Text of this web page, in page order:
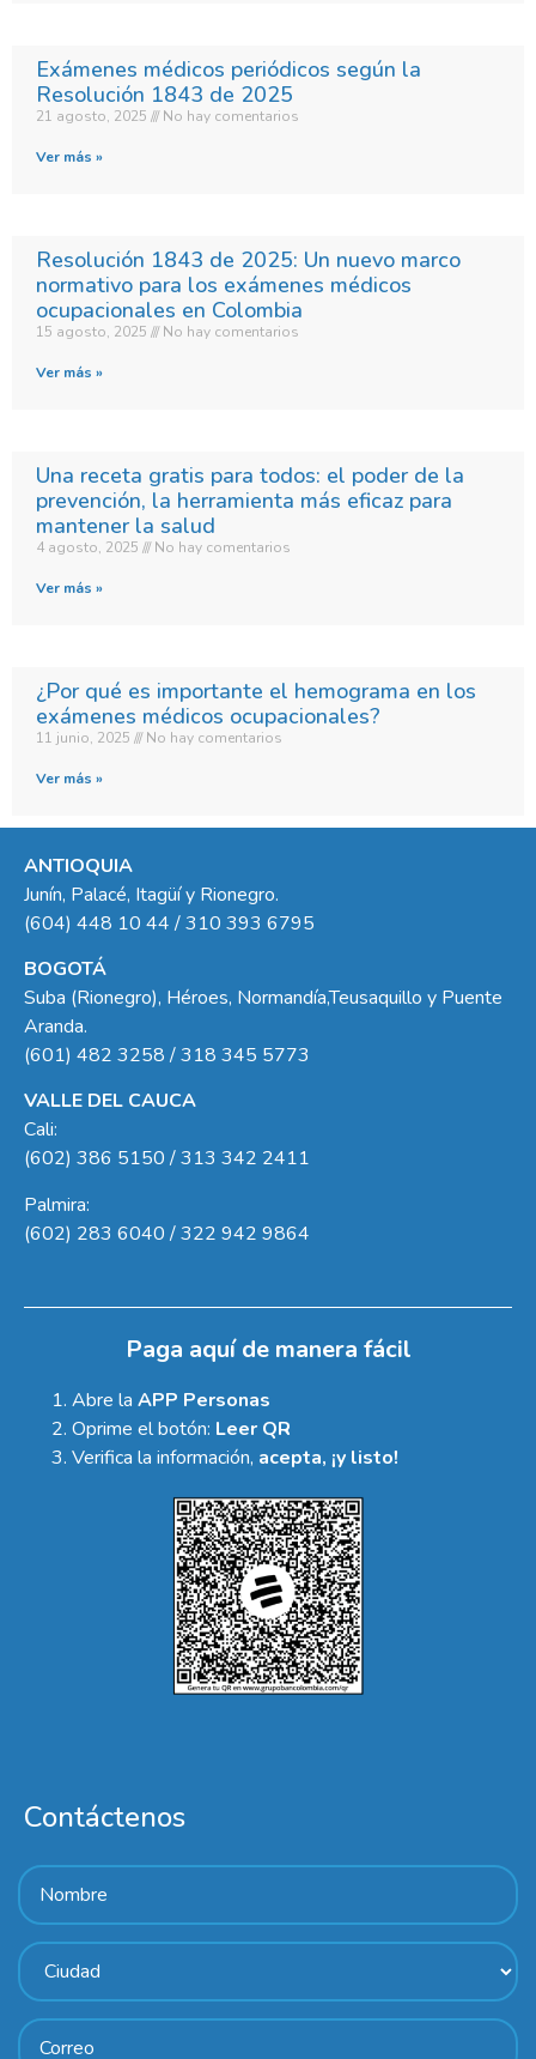
Exámenes médicos periódicos según la
Resolución 1843 de 2025
21 agosto, 2025 No hay comentarios
Ver más »
Resolución 1843 de 2025: Un nuevo marco
normativo para los exámenes médicos
ocupacionales en Colombia
15 agosto, 2025 No hay comentarios
Ver más »
Una receta gratis para todos: el poder de la
prevención, la herramienta más eficaz para
mantener la salud
4 agosto, 2025 No hay comentarios
Ver más »
¿Por qué es importante el hemograma en los
exámenes médicos ocupacionales?
11 junio, 2025 No hay comentarios
Ver más »
ANTIOQUIA
Junín, Palacé, Itagüí y Rionegro.
(604) 448 10 44 / 310 393 6795
BOGOTÁ
Suba (Rionegro), Héroes, Normandía,Teusaquillo y Puente
Aranda.
(601) 482 3258 / 318 345 5773
VALLE DEL CAUCA
Cali:
(602) 386 5150 / 313 342 2411
Palmira:
(602) 283 6040 / 322 942 9864
Paga aquí de manera fácil
Abre la APP Personas
Oprime el botón: Leer QR
Verifica la información, acepta, ¡y listo!
Contáctenos